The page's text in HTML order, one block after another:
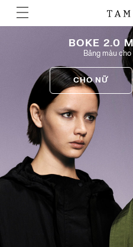
BOKE 2.0
Bảng màu
CHO NỮ